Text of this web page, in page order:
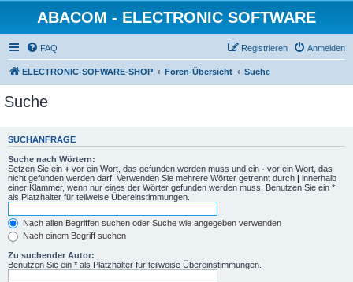
ABACOM - ELECTRONIC SOFTWARE
FAQ Anmelden
Registrieren
ELECTRONIC-SOFWARE-SHOP Foren-Übersicht Suche
Suche
SUCHANFRAGE
Suche nach Wörtern:
Setzen Sie ein + vor ein Wort, das gefunden werden muss und ein - vor ein Wort, das
nicht gefunden werden darf. Verwenden Sie mehrere Wörter getrennt durch | innerhalb
einer Klammer, wenn nur eines der Wörter gefunden werden muss. Benutzen Sie ein *
als Platzhalter für teilweise Übereinstimmungen.
Nach allen Begriffen suchen oder Suche wie angegeben verwenden
Nach einem Begriff suchen
Zu suchender Autor:
Benutzen Sie ein * als Platzhalter für teilweise Übereinstimmungen.